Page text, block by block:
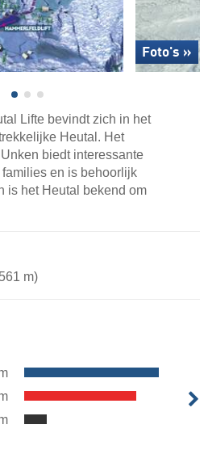
Foto's »
Lifte bevindt zich in het
Heutal. Het
biedt interessante
en is behoorlijk
is het Heutal bekend om
m)